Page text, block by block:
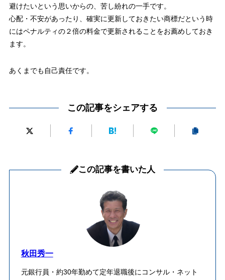
避けたいという思いからの、苦し紛れの一手です。
心配・不安があったり、確実に更新しておきたい商標だという時
にはペナルティの２倍の料金で更新されることをお薦めしておき
ます。
あくまでも自己責任です。
この記事をシェアする
この記事を書いた人
秋田秀一
元銀行員・約30年勤めて定年退職後にコンサル・ネット